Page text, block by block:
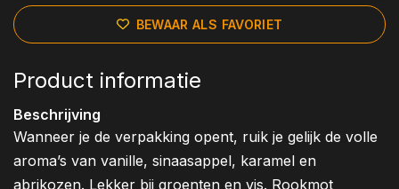
BEWAAR ALS FAVORIET
Product informatie
Beschrijving
Wanneer je de verpakking opent, ruik je gelijk de volle
aroma’s van vanille, sinaasappel, karamel en
abrikozen. Lekker bij groenten en vis. Rookmot